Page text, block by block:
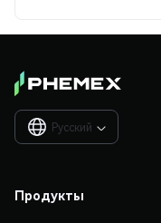
Русский 
Продукты